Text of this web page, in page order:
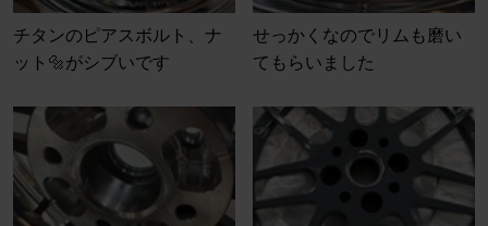
チタンのピアスボルト、ナ
ット🔩がシブいです
せっかくなのでリムも磨い
てもらいました